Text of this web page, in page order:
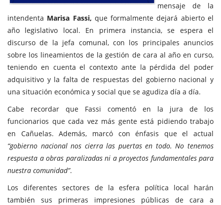
mensaje de la
intendenta Marisa Fassi, que formalmente dejará abierto el
año legislativo local. En primera instancia, se espera el
discurso de la jefa comunal, con los principales anuncios
sobre los lineamientos de la gestión de cara al año en curso,
teniendo en cuenta el contexto ante la pérdida del poder
adquisitivo y la falta de respuestas del gobierno nacional y
una situación económica y social que se agudiza día a día.
Cabe recordar que Fassi comentó en la jura de los
funcionarios que cada vez más gente está pidiendo trabajo
en Cañuelas. Además, marcó con énfasis que el actual
“gobierno nacional nos cierra las puertas en todo. No tenemos
respuesta a obras paralizadas ni a proyectos fundamentales para
nuestra comunidad”.
Los diferentes sectores de la esfera política local harán
también sus primeras impresiones públicas de cara a